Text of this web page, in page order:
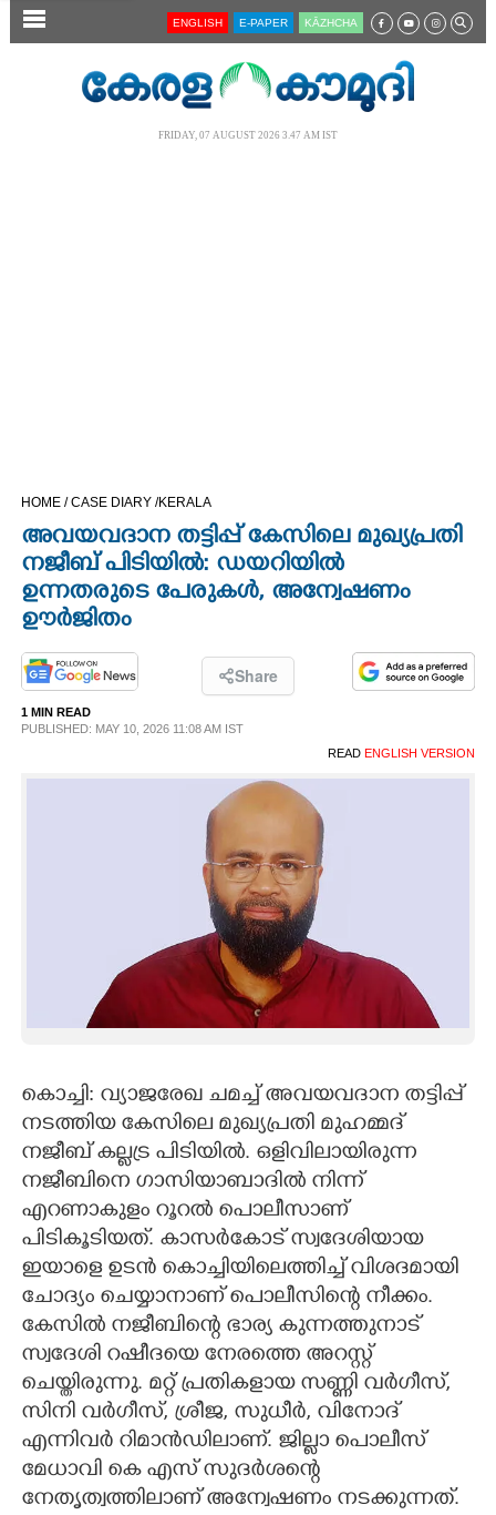
SECTIONS
OPINION
LIFESTYLE
CARTOONS
LITERATURE
ZOOM
CONTACT US
ENGLISH E-PAPER KĀZHCHA
FRIDAY, 07 AUGUST 2026 3.47 AM IST
HOME /CASE DIARY /KERALA
അവയവദാന തട്ടിപ്പ് കേസിലെ മുഖ്യപ്രതി
നജീബ് പിടിയിൽ:​ ഡയറിയിൽ
ഉന്നതരുടെ പേരുകൾ, അന്വേഷണം
ഊർജിതം
Share
1 MIN READ
PUBLISHED: MAY 10, 2026 11:08 AM IST
READ ENGLISH VERSION
കൊച്ചി: വ്യാജരേഖ ചമച്ച് അവയവദാന തട്ടിപ്പ്
നടത്തിയ കേസിലെ മുഖ്യപ്രതി മുഹമ്മദ്
നജീബ് കല്ലട്ര പിടിയിൽ. ഒളിവിലായിരുന്ന
നജീബിനെ ഗാസിയാബാദിൽ നിന്ന്
എറണാകുളം റൂറൽ പൊലീസാണ്
പിടികൂടിയത്. കാസർകോട് സ്വദേശിയായ
ഇയാളെ ഉടൻ കൊച്ചിയിലെത്തിച്ച് വിശദമായി
ചോദ്യം ചെയ്യാനാണ് പൊലീസിന്റെ നീക്കം.
കേസിൽ നജീബിന്റെ ഭാര്യ കുന്നത്തുനാട്
സ്വദേശി റഷീദയെ നേരത്തെ അറസ്റ്റ്
ചെയ്തിരുന്നു. മറ്റ് പ്രതികളായ സണ്ണി വർഗീസ്,
സിനി വർഗീസ്, ശ്രീജ, സുധീർ, വിനോദ്
എന്നിവർ റിമാൻഡിലാണ്. ജില്ലാ പൊലീസ്
മേധാവി കെ എസ് സുദർശന്റെ
നേതൃത്വത്തിലാണ് അന്വേഷണം നടക്കുന്നത്.